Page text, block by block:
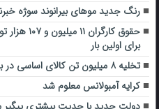
رنگ جدید موهای بیرانوند سوژه
حقوق
برای اولین بار
تخلیه ۸ میلیون تن کالای اساسی در بنادر کشور
کرایه آمبولانس معلوم شد